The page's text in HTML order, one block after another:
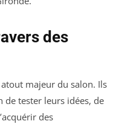
des
majeur du salon. Ils
de tester leurs idées, de
des